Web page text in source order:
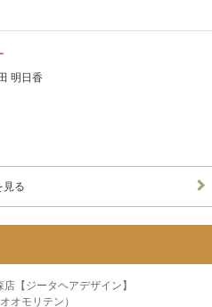
明日香
見る
【ジータヘアデザイン】
オモリテン）